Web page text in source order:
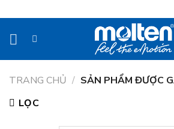
qua
TRANG CHỦ / SẢN PHẨM ĐƯỢC
LỌC